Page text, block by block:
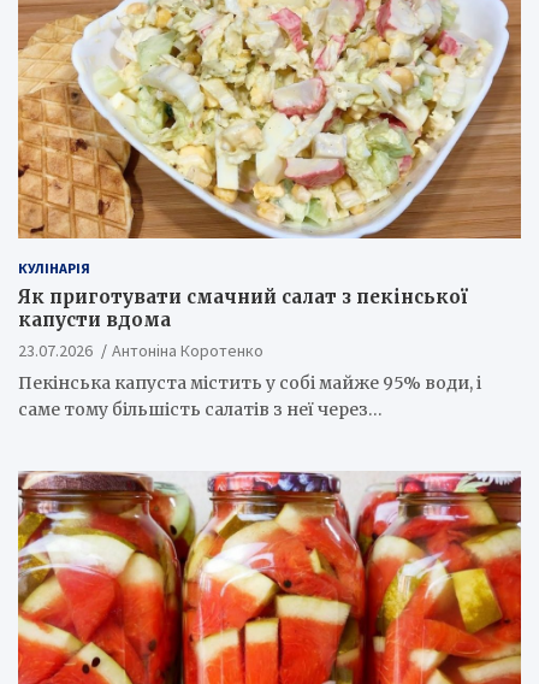
КУЛІНАРІЯ
Як приготувати смачний салат з пекінської
капусти вдома
23.07.2026
Антоніна Коротенко
Пекінська капуста містить у собі майже 95% води, і
саме тому більшість салатів з неї через…